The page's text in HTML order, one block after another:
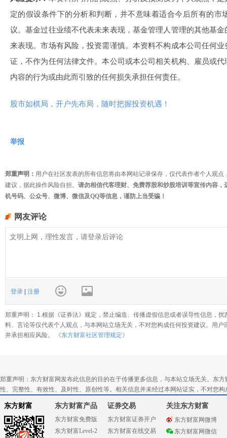
定的假设条件下的分析和判断，并不意味着适合今后所有的市
议。基金过往业绩不代表未来表现，基金管理人管理的其他基
来表现。市场有风险，投资需谨慎。本资料不构成本公司任何
证，不作为任何法律文件。本公司或本公司相关机构、雇员或
内容的行为或由此而引致的任何损失承担任何责任。
股市如棋局，开户先布局，随时把握投资机遇！
举报
郑重声明： 用户在社区发表的所有信息将由本网站记录保存，仅代表作者个人观
建议，据此操作风险自担。 请勿相信代客理财、免费荐股和炒股培训等宣传内容
机号码、公众号、微博、微信及QQ等信息，谨防上当受骗！
网友评论
登录 | 注册
郑重声明： 1.根据《证券法》规定，禁止编造、传播虚假信息或者误导性信息，
料、言论等仅代表个人观点，与本网站立场无关，不对您构成任何投资建议。用
并承担相应风险。
《东方财富社区管理规定》
郑重声明：东方财富网发布此信息的目的在于传播更多信息，与本站立场无关。东
性、完整性、有效性、及时性、原创性等。相关信息并未经过本网站证实，不对您
东方财富 东方财富产品
东方财富免费版
东方财富Level-2
证券交易
东方财富证券开户
东方财富在线交易
关注东方财富
东方财富网微博
东方财富网微信